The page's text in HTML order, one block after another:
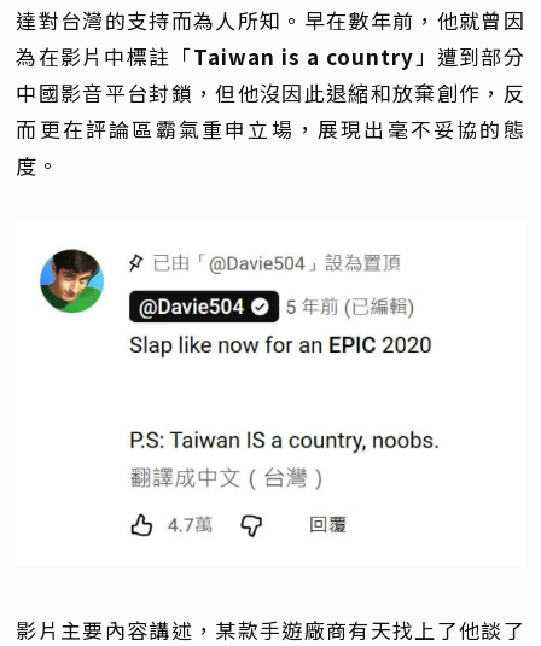
達對台灣的支持而為人所知。早在數年前，他就曾因
為在影片中標註「Taiwan is a country 」遭到部分
中國影音平台封鎖，但他沒因此退縮和放棄創作，反
而更在評論區霸氣重申立場，展現出毫不妥協的態
度。
影片主要內容講述，某款手遊廠商有天找上了他談了